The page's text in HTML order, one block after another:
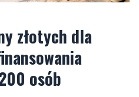
złotych dla
osób